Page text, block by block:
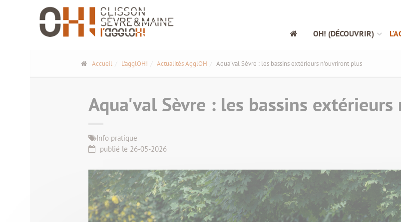
OH! (DÉCOUVRIR)
Accueil L'agglOH! Actualités AgglOH Aqua'val Sèvre : les bassins extérieurs n'ouvriront plus
Aqua'val Sèvre : les bassins
Info pratique
publié le 26-05-2026
Panneau de gestion des cookies